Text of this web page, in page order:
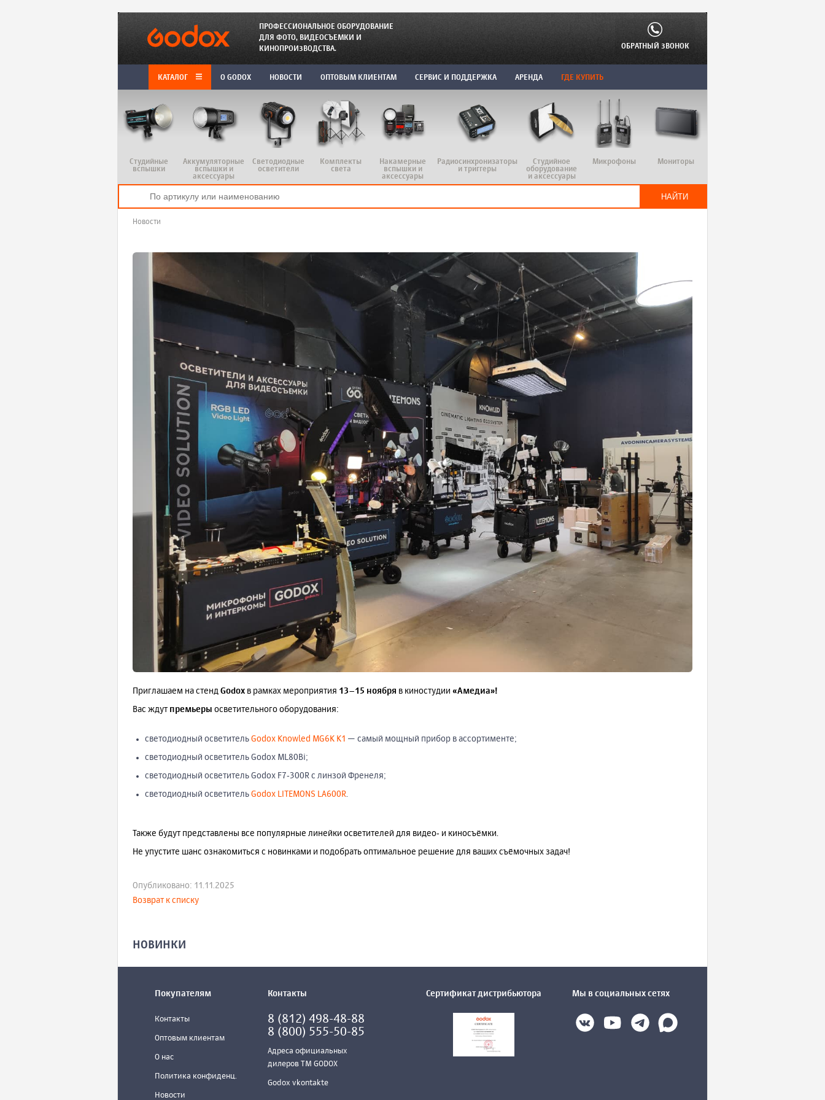
ПРОФЕССИОНАЛЬНОЕ ОБОРУДОВАНИЕ
ДЛЯ ФОТО, ВИДЕОСЪЕМКИ И
КИНОПРОИЗВОДСТВА.
ОБРАТНЫЙ ЗВОНОК
КАТАЛОГ O GODOX НОВОСТИ ОПТОВЫМ КЛИЕНТАМ СЕРВИС И ПОДДЕРЖКА АРЕНДА ГДЕ КУПИТЬ
Студийные
вспышки
Аккумуляторные
вспышки и
аксессуары
Светодиодные
осветители
Комплекты
света
Накамерные
вспышки и
аксессуары
Радиосинхронизаторы
и триггеры
Студийное
оборудование
и аксессуары
Микрофоны Мониторы
Новости
Приглашаем на стенд Godox в рамках мероприятия 13–15 ноября в киностудии «Амедиа»!
Вас ждут премьеры осветительного оборудования:
светодиодный осветитель Godox Knowled MG6K K1 — самый мощный прибор в ассортименте;
светодиодный осветитель Godox ML80Bi;
светодиодный осветитель Godox F7‑300R с линзой Френеля;
светодиодный осветитель Godox LITEMONS LA600R.
Также будут представлены все популярные линейки осветителей для видео‑ и киносъёмки.
Не упустите шанс ознакомиться с новинками и подобрать оптимальное решение для ваших съёмочных задач!
Опубликовано: 11.11.2025
Возврат к списку
НОВИНКИ
Покупателям
Контакты
Оптовым клиентам
О нас
Политика конфиденц.
Новости
Контакты
8 (812) 498-48-88
8 (800) 555-50-85
Адреса официальных
дилеров ТМ GODOX
Godox vkontakte
Сертификат дистрибьютора Мы в социальных сетях